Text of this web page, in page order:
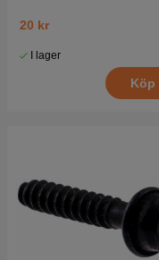
20 kr
I lager
Köp